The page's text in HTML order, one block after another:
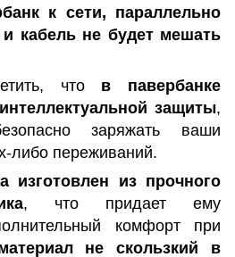
к сети, параллельно
кабель не будет мешать
что в павербанке
защиты,
заряжать ваши
либо переживаний.
изготовлен из прочного
, что придает ему
комфорт при
не скользкий в